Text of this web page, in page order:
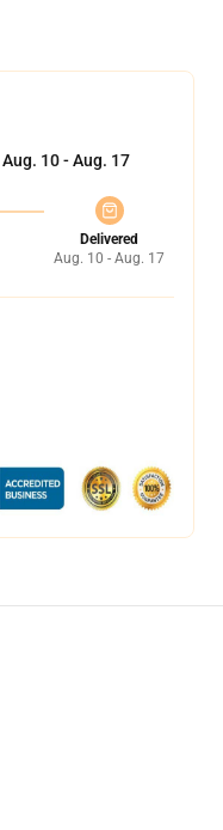
Aug. 10 - Aug. 17
Delivered
Aug. 10 - Aug. 17